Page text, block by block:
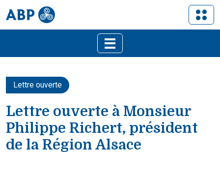
Lettre ouverte
Lettre ouverte à Monsieur
Philippe Richert, président
de la Région Alsace